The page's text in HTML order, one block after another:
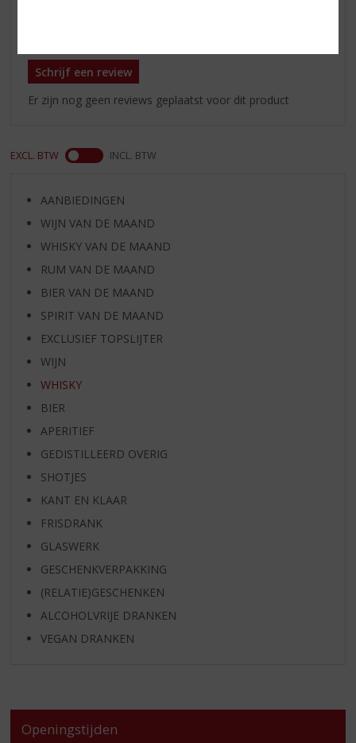
Schrijf een review
Er zijn nog geen reviews geplaatst voor dit product
EXCL. BTW INCL. BTW
AANBIEDINGEN
WIJN VAN DE MAAND
WHISKY VAN DE MAAND
RUM VAN DE MAAND
BIER VAN DE MAAND
SPIRIT VAN DE MAAND
EXCLUSIEF TOPSLIJTER
WIJN
WHISKY
BIER
APERITIEF
GEDISTILLEERD OVERIG
SHOTJES
KANT EN KLAAR
FRISDRANK
GLASWERK
GESCHENKVERPAKKING
(RELATIE)GESCHENKEN
ALCOHOLVRIJE DRANKEN
VEGAN DRANKEN
Openingstijden